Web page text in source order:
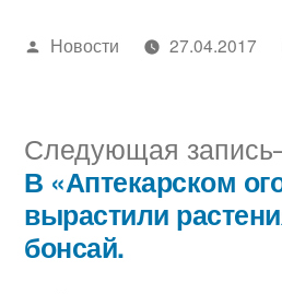
Написано
Новости 27.04.2017
Навигация
по
Следующая запись
В «Аптекарском
вырастили
бонсай.